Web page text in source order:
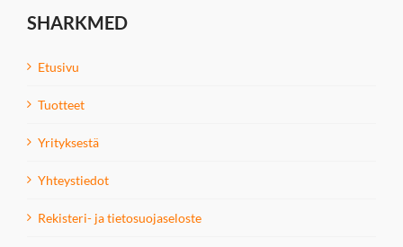
SHARKMED
Etusivu
Tuotteet
Yrityksestä
Yhteystiedot
Rekisteri- ja tietosuojaseloste